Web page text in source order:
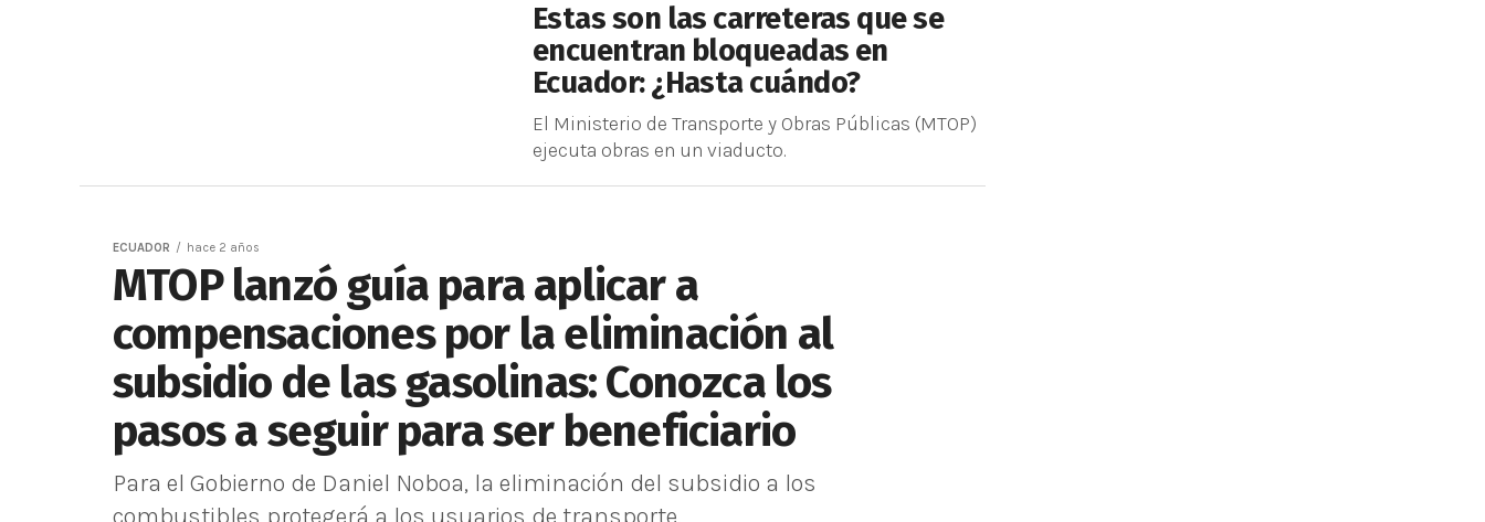
Estas son las carreteras que se
encuentran bloqueadas en
Ecuador: ¿Hasta cuándo?
El Ministerio de Transporte y Obras Públicas (MTOP)
ejecuta obras en un viaducto.
ECUADOR hace 2 años
MTOP lanzó guía para aplicar a
compensaciones por la eliminación al
subsidio de las gasolinas: Conozca los
pasos a seguir para ser beneficiario
Para el Gobierno de Daniel Noboa, la eliminación del subsidio a los